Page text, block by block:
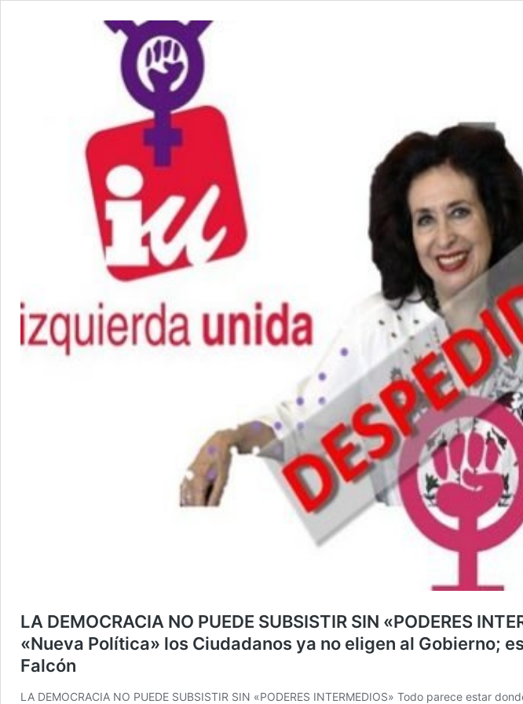
LA DEMOCRACIA NO PUEDE SUBSISTIR SIN «PODERES
«Nueva Política» los Ciudadanos ya no eligen al Gobierno;
Falcón
LA DEMOCRACIA NO PUEDE SUBSISTIR SIN «PODERES INTERMEDIOS» Todo parece estar